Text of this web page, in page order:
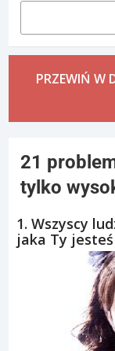
PRZEWIŃ W
21
tylko
1. Wszyscy
jaka Ty jesteś